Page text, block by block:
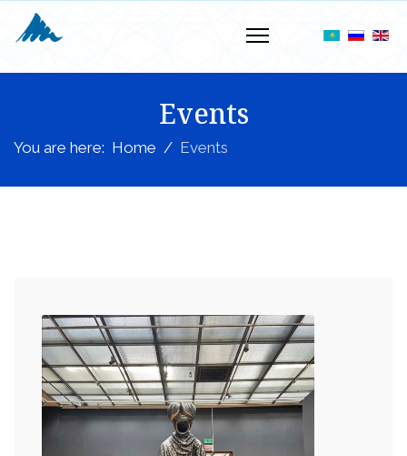
Events
You are here: Home Events